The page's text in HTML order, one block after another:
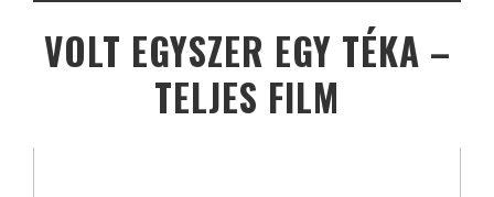
VOLT EGYSZER EGY TÉKA –
TELJES FILM